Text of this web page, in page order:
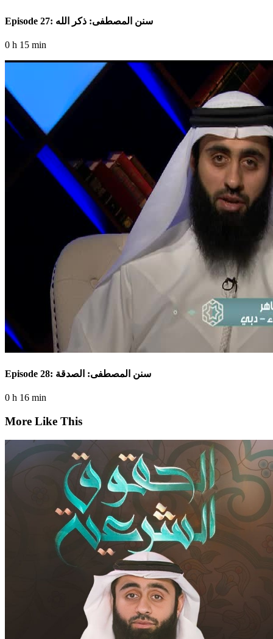
Episode 27: سنن المصطفى: ذكر الله
0 h 15 min
Episode 28: سنن المصطفى: الصدقة
0 h 16 min
More Like This